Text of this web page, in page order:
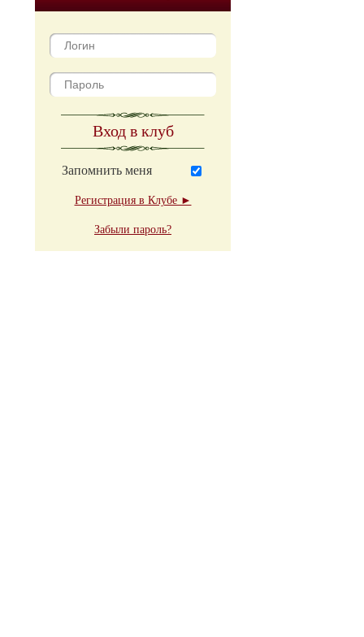
Вход в клуб
Запомнить меня
Регистрация в Клубе ►
Забыли пароль?